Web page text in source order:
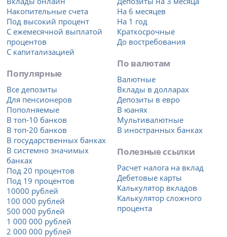
Накопительные счета
Под высокий процент
С ежемесячной выплатой
процентов
С капитализацией
Популярные
Все депозиты
Для пенсионеров
Пополняемые
В топ-10 банков
В топ-20 банков
В государственных банках
В системно значимых
банках
Под 20 процентов
Под 19 процентов
10000 рублей
100 000 рублей
500 000 рублей
1 000 000 рублей
2 000 000 рублей
На 6 месяцев
На 1 год
Краткосрочные
До востребования
По валютам
Валютные
Вклады в долларах
Депозиты в евро
В юанях
Мультивалютные
В иностранных банках
Полезные ссылки
Расчет налога на вклад
Дебетовые карты
Калькулятор вкладов
Калькулятор сложного
процента